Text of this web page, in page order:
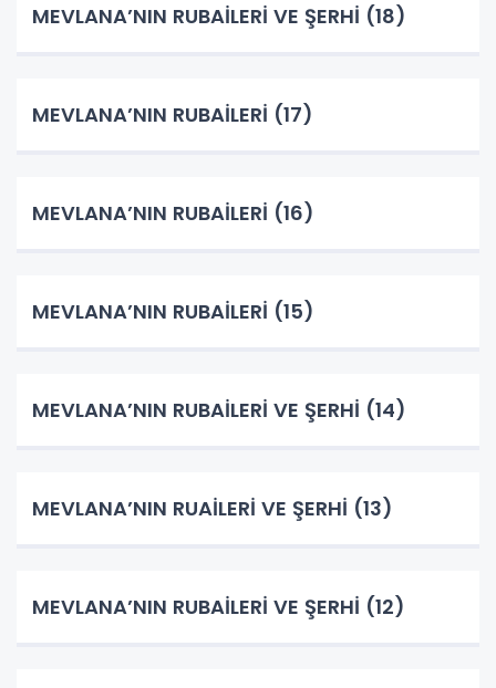
MEVLANA’NIN RUBAİLERİ VE ŞERHİ (18)
MEVLANA’NIN RUBAİLERİ (17)
MEVLANA’NIN RUBAİLERİ (16)
MEVLANA’NIN RUBAİLERİ (15)
MEVLANA’NIN RUBAİLERİ VE ŞERHİ (14)
MEVLANA’NIN RUAİLERİ VE ŞERHİ (13)
MEVLANA’NIN RUBAİLERİ VE ŞERHİ (12)